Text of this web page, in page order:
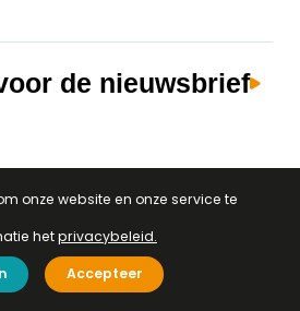
onze website en onze service te
hetprivacybeleid.
Accepteer
de nieuwsbrief
Algemene voorwaarden